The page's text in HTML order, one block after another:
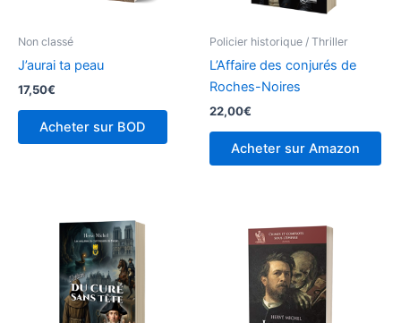
Non classé
J’aurai ta peau
17,50€
Acheter sur BOD
Policier historique / Thriller
L’Affaire des conjurés de
Roches-Noires
22,00€
Acheter sur Amazon